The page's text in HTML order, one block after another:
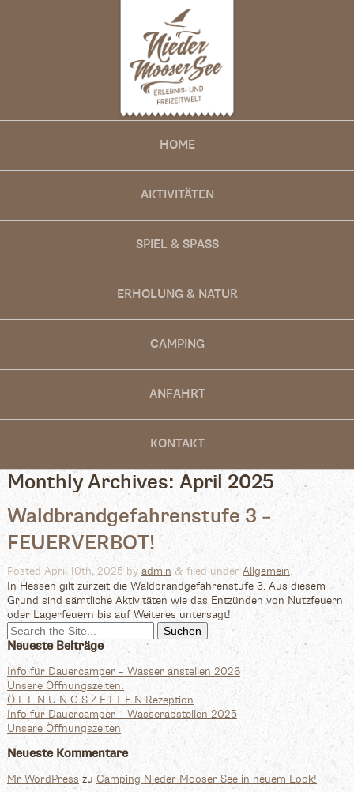
HOME
AKTIVITÄTEN
SPIEL & SPASS
ERHOLUNG & NATUR
CAMPING
ANFAHRT
KONTAKT
Monthly Archives:April 2025
Waldbrandgefahrenstufe 3 –
FEUERVERBOT!
Posted April 10th, 2025by admin &filed under Allgemein.
In Hessen gilt zurzeit die Waldbrandgefahrenstufe 3. Aus diesem
Grund sind sämtliche Aktivitäten wie das Entzünden von Nutzfeuern
oder Lagerfeuern bis auf Weiteres untersagt!
Search
for:
Neueste Beiträge
Info für Dauercamper – Wasser anstellen 2026
Unsere Öffnungszeiten:
Ö F F N U N G S Z E I T E N Rezeption
Info für Dauercamper – Wasserabstellen 2025
Unsere Öffnungszeiten
Neueste Kommentare
Mr WordPress zu Camping Nieder Mooser See in neuem Look!